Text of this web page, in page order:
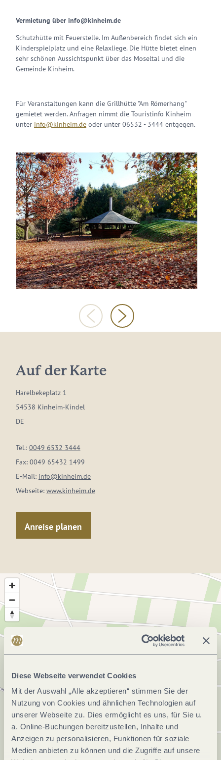
Diese Webseite verwendet Cookies
Mit der Auswahl „Alle akzeptieren“ stimmen Sie der
Nutzung von Cookies und ähnlichen Technologien auf
unserer Webseite zu. Dies ermöglicht es uns, für Sie u.
a. Online-Buchungen bereitzustellen, Inhalte und
Anzeigen zu personalisieren, Funktionen für soziale
Medien anbieten zu können und die Zugriffe auf unsere
Vermietung über info@kinheim.de
Schutzhütte mit Feuerstelle. Im Außenbereich findet sich ein
Kinderspielplatz und eine Relaxliege. Die Hütte bietet einen
sehr schönen Aussichtspunkt über das Moseltal und die
Gemeinde Kinheim.
Für Veranstaltungen kann die Grillhütte "Am Römerhang"
gemietet werden. Anfragen nimmt die Touristinfo Kinheim
unter info@kinheim.de oder unter 06532 - 3444 entgegen.
Auf der Karte
Harelbekeplatz 1
54538 Kinheim-Kindel
DE
Tel.: 0049 6532 3444
Fax: 0049 65432 1499
E-Mail: info@kinheim.de
Webseite: www.kinheim.de
Anreise planen